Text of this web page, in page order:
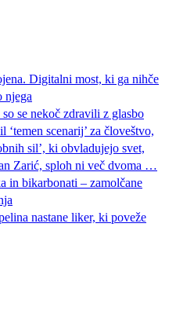
Digitalni most, ki ga nihče
njega
se nekoč zdravili z glasbo
scenarij’ za človeštvo,
sil’, ki obvladujejo svet,
Zarić, sploh ni več dvoma …
in bikarbonati – zamolčane
nastane liker, ki poveže